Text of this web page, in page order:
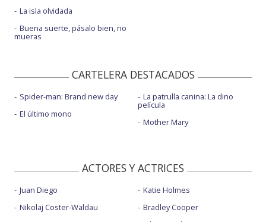
La isla olvidada
Buena suerte, pásalo bien, no
mueras
CARTELERA DESTACADOS
Spider-man: Brand new day
El último mono
La patrulla canina: La dino
película
Mother Mary
ACTORES Y ACTRICES
Juan Diego
Nikolaj Coster-Waldau
Katie Holmes
Bradley Cooper